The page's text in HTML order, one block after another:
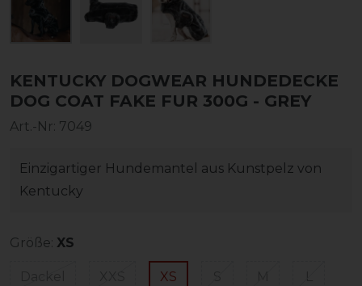
KENTUCKY DOGWEAR HUNDEDECKE
DOG COAT FAKE FUR 300G - GREY
Art.-Nr: 7049
Einzigartiger Hundemantel aus Kunstpelz von
Kentucky
Größe: XS
XS